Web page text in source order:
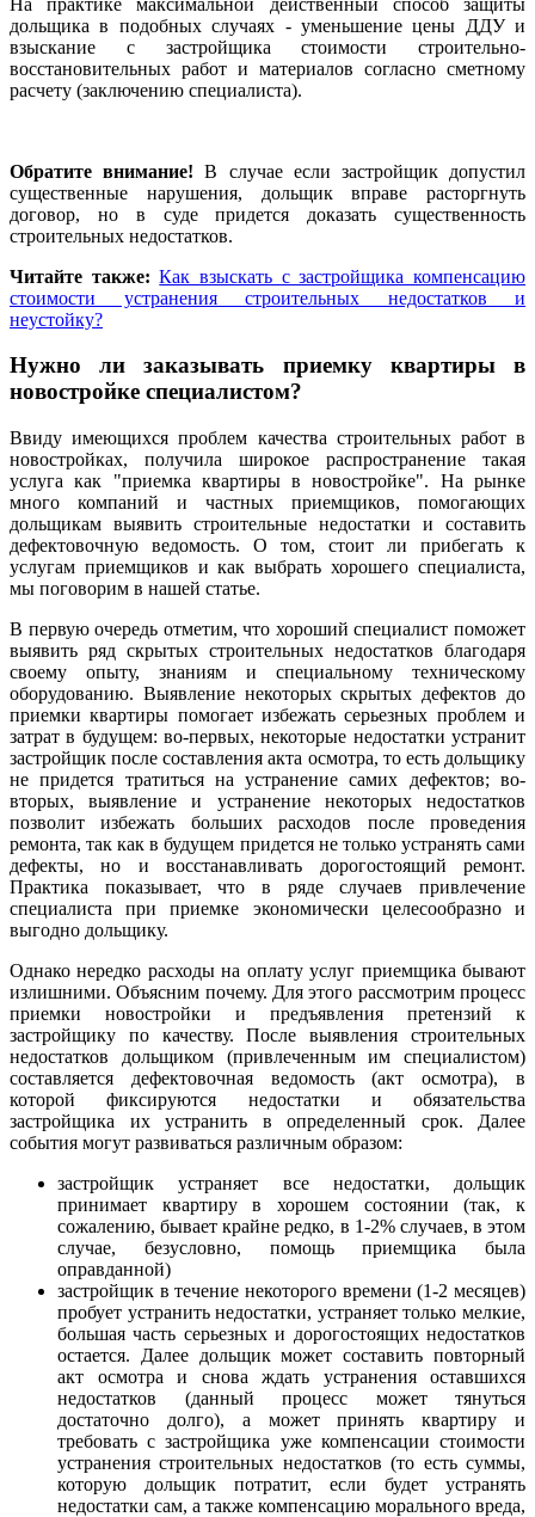
дольщика в подобных случаях - уменьшение цены ДДУ и
взыскание с застройщика стоимости строительно-
восстановительных работ и материалов согласно сметному
расчету (заключению специалиста).
Обратите внимание! В случае если застройщик допустил
существенные нарушения, дольщик вправе расторгнуть
договор, но в суде придется доказать существенность
строительных недостатков.
Читайте также: Как взыскать с застройщика компенсацию
стоимости устранения строительных недостатков и
неустойку?
Нужно ли заказывать приемку квартиры в
новостройке специалистом?
Ввиду имеющихся проблем качества строительных работ в
новостройках, получила широкое распространение такая
услуга как "приемка квартиры в новостройке". На рынке
много компаний и частных приемщиков, помогающих
дольщикам выявить строительные недостатки и составить
дефектовочную ведомость. О том, стоит ли прибегать к
услугам приемщиков и как выбрать хорошего специалиста,
мы поговорим в нашей статье.
В первую очередь отметим, что хороший специалист поможет
выявить ряд скрытых строительных недостатков благодаря
своему опыту, знаниям и специальному техническому
оборудованию. Выявление некоторых скрытых дефектов до
приемки квартиры помогает избежать серьезных проблем и
затрат в будущем: во-первых, некоторые недостатки устранит
застройщик после составления акта осмотра, то есть дольщику
не придется тратиться на устранение самих дефектов; во-
вторых, выявление и устранение некоторых недостатков
позволит избежать больших расходов после проведения
ремонта, так как в будущем придется не только устранять сами
дефекты, но и восстанавливать дорогостоящий ремонт.
Практика показывает, что в ряде случаев привлечение
специалиста при приемке экономически целесообразно и
выгодно дольщику.
Однако нередко расходы на оплату услуг приемщика бывают
излишними. Объясним почему. Для этого рассмотрим процесс
приемки новостройки и предъявления претензий к
застройщику по качеству. После выявления строительных
недостатков дольщиком (привлеченным им специалистом)
составляется дефектовочная ведомость (акт осмотра), в
которой фиксируются недостатки и обязательства
застройщика их устранить в определенный срок. Далее
события могут развиваться различным образом:
застройщик устраняет все недостатки, дольщик
принимает квартиру в хорошем состоянии (так, к
сожалению, бывает крайне редко, в 1-2% случаев, в этом
случае, безусловно, помощь приемщика была
оправданной)
застройщик в течение некоторого времени (1-2 месяцев)
пробует устранить недостатки, устраняет только мелкие,
большая часть серьезных и дорогостоящих недостатков
остается. Далее дольщик может составить повторный
акт осмотра и снова ждать устранения оставшихся
недостатков (данный процесс может тянуться
достаточно долго), а может принять квартиру и
требовать с застройщика уже компенсации стоимости
устранения строительных недостатков (то есть суммы,
которую дольщик потратит, если будет устранять
недостатки сам, а также компенсацию морального вреда,